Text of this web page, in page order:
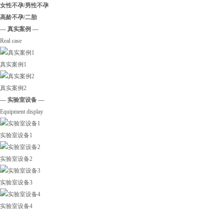
女性不孕/男性不孕
高龄不孕/二胎
— 真实案例 —
Real case
真实案例1
真实案例2
— 实验室设备 —
Equipment display
实验室设备1
实验室设备2
实验室设备3
实验室设备4